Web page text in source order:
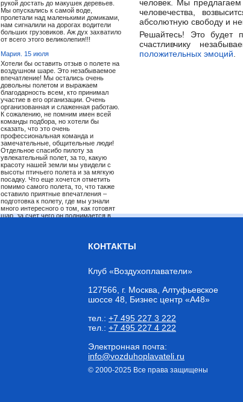
рукой достать до макушек деревьев.
Мы опускались к самой воде,
пролетали над маленькими домиками,
нам сигналили на дорогах водители
больших грузовиков. Аж дух захватило
от всего этого великолепия!!!
Мария. 15 июля
Хотели бы оставить отзыв о полете на
воздушном шаре. Это незабываемое
впечатление! Мы остались очень
довольны полетом и выражаем
благодарность всем, кто принимал
участие в его организации. Очень
организованная и слаженная работаю.
К сожалению, не помним имен всей
команды подбора, но хотели бы
сказать, что это очень
профессиональная команда и
замечательные, общительные люди!
Отдельное спасибо пилоту за
увлекательный полет, за то, какую
красоту нашей земли мы увидели с
высоты птичьего полета и за мягкую
посадку. Что еще хочется отметить
помимо самого полета, то, что также
оставило приятные впечатления –
подготовка к полету, где мы узнали
много интересного о том, как готовят
шар, за счет чего он поднимается в
Еще раз спасибо! Мария и Евгений.
Очень классно полетали! Впечатления
на всю жизнь! Спасибо пилоту за
своего дела, очень мягкая посадка!
все отзывы]
человек. Мы предлагаем
человечества,
абсолютную свободу и
Решайтесь! Это будет
счастливчику
положительных эмоций
КОНТАКТЫ
Клуб «Воздухоплаватели»
127566 г. Москва , Алтуфьевское
шоссе 48, Бизнес центр «А48»
тел.: +7 495 227 3 222
тел.: +7 495 227 4 222
Электронная почта:
info@vozduhoplavateli.ru
© 2000-2025 Все права защищены